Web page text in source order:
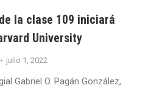
la clase 109 iniciará
University
julio 1, 2022
Gabriel O. Pagán González,